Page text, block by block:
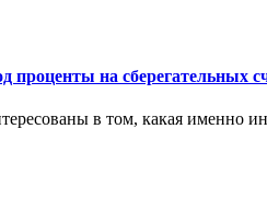
проценты на сберегательных
в том, какая именно